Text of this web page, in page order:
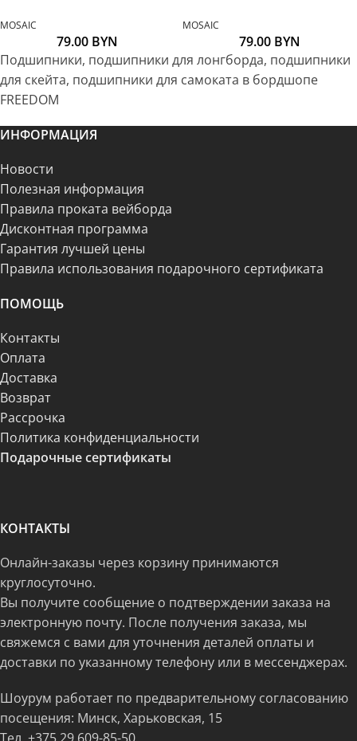
MOSAIC
79.00 BYN
MOSAIC
79.00 BYN
Подшипники, подшипники для лонгборда, подшипники
для скейта, подшипники для самоката в бордшопе
FREEDOM
ИНФОРМАЦИЯ
Новости
Полезная информация
Правила проката вейборда
Дисконтная программа
Гарантия лучшей цены
Правила использования подарочного сертификата
ПОМОЩЬ
Контакты
Оплата
Доставка
Возврат
Рассрочка
Политика конфиденциальности
Подарочные сертификаты
КОНТАКТЫ
Онлайн-заказы через корзину принимаются
круглосуточно.
Вы получите сообщение о подтверждении заказа на
электронную почту. После получения заказа, мы
свяжемся с вами для уточнения деталей оплаты и
доставки по указанному телефону или в мессенджерах.
Шоурум работает по предварительному согласованию
посещения: Минск, Харьковская, 15